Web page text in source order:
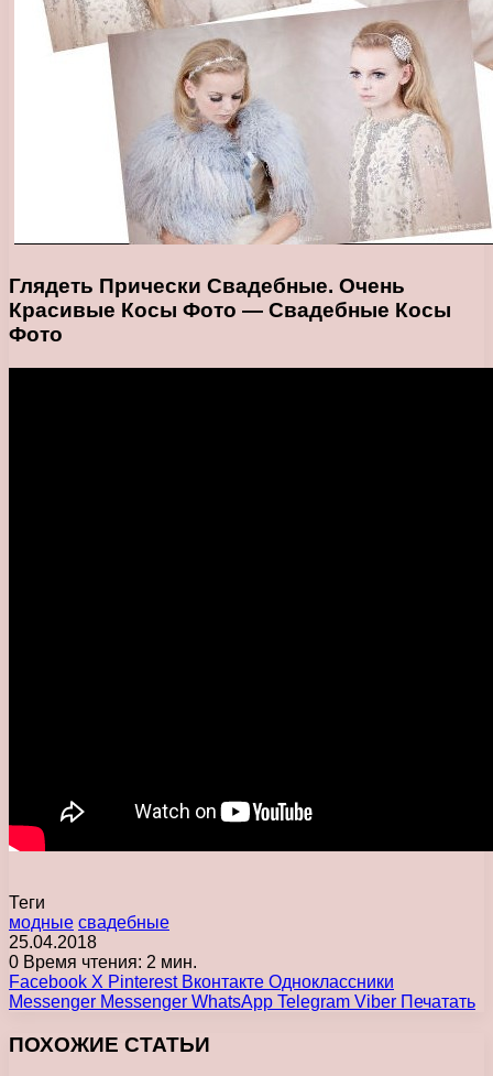
Глядеть Прически Свадебные. Очень
Красивые Косы Фото — Свадебные Косы
Фото
Теги
модные свадебные
25.04.2018
0 Время чтения: 2 мин.
Facebook X Pinterest Вконтакте Одноклассники
Messenger Messenger WhatsApp Telegram Viber Печатать
ПОХОЖИЕ СТАТЬИ